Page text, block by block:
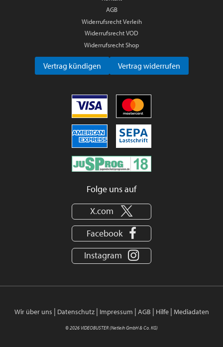
AGB
Widerrufsrecht Verleih
Widerrufsrecht VOD
Widerrufsrecht Shop
Vertrag kündigen Vertrag widerrufen
Folge uns auf
X.com
Facebook
Instagram
Wir über uns | Datenschutz| Impressum | AGB | Hilfe| Mediadaten
© 2026 VIDEOBUSTER (Netleih GmbH & Co. KG)